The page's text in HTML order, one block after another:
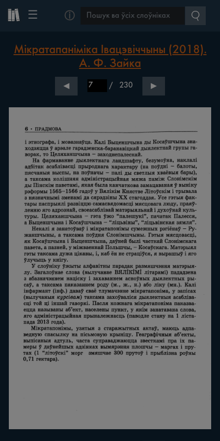
☰ ⓘ
Мікратапаніміка Івацэвіччыны (2018).
А. Ф. Зайка
◀ / 230 ▶